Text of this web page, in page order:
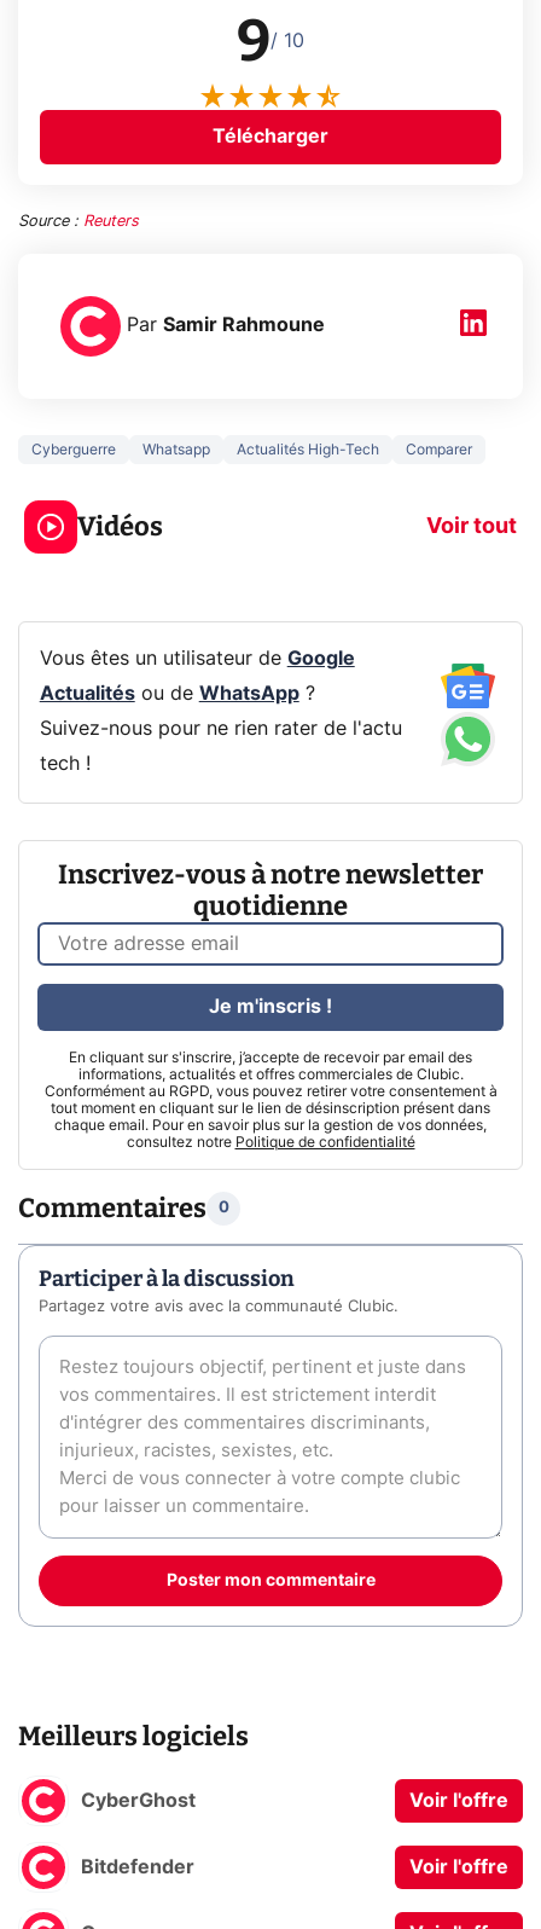
9/ 10
Télécharger
Source : Reuters
Par Samir Rahmoune
Cyberguerre Whatsapp Actualités High-Tech Comparer
Vidéos Voir tout
3 écrans en 1 pour
319€ ? Voici L'AOC
CQ32G4ZA !
5
prochaine
Vous êtes un utilisateur de Google
Actualitésou de WhatsApp?
Suivez-nous pour ne rien rater de l'actu
tech !
Inscrivez-vous à notre newsletter
quotidienne
En cliquant sur s'inscrire, j’accepte de recevoir par email des
informations, actualités et offres commerciales de Clubic.
Conformément au RGPD, vous pouvez retirer votre consentement à
tout moment en cliquant sur le lien de désinscription présent dans
chaque email. Pour en savoir plus sur la gestion de vos données,
consultez notre Politique de confidentialité
Je m'inscris !
Commentaires 0
Participer à la discussion
Partagez votre avis avec la communauté Clubic.
Poster mon commentaire
Meilleurs logiciels
CyberGhost Voir l'offre
Bitdefender Voir l'offre